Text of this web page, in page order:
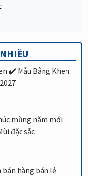
✔️ Mẫu Bằng Khen
mừng năm mới
đặc sắc
bán hàng bán lẻ